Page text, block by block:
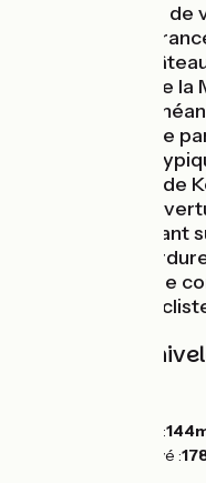
Première étape de
Voie Bleue en
Bains et son
cours sinueux de
au détour d'un
apparaissent. Ce
et traverse de
à grand gabarit de
depuis 1956
rhénan. En arrivant
son écrin de
Ham offre tout le
campeurs et
Pentes et
Point le plus bas :
Point le plus élevé :